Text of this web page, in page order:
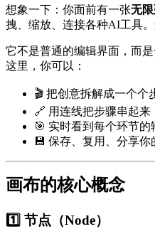
想象一下：你面前有一张无
拽、缩放、连接各种AI工具
它不是普通的编辑界面，而
这里，你可以：
🎬 把创意拆解成一个个
🔗 用连线把步骤串起来
🎯 实时看到每个环节的
💾 保存、复用、分享你
画布的核心概念
1️⃣ 节点（Node）